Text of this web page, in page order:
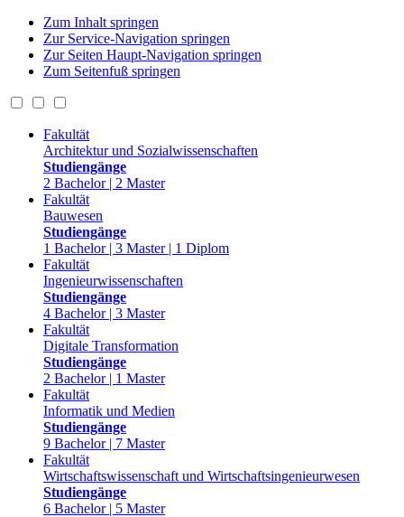
Zum Inhalt springen
Zur Service-Navigation springen
Zur Seiten Haupt-Navigation springen
Zum Seitenfuß springen
Fakultät
Architektur und Sozialwissenschaften
Studiengänge
2 Bachelor | 2 Master
Fakultät
Bauwesen
Studiengänge
1 Bachelor | 3 Master | 1 Diplom
Fakultät
Ingenieurwissenschaften
Studiengänge
4 Bachelor | 3 Master
Fakultät
Digitale Transformation
Studiengänge
2 Bachelor | 1 Master
Fakultät
Informatik und Medien
Studiengänge
9 Bachelor | 7 Master
Fakultät
Wirtschaftswissenschaft und Wirtschaftsingenieurwesen
Studiengänge
6 Bachelor | 5 Master